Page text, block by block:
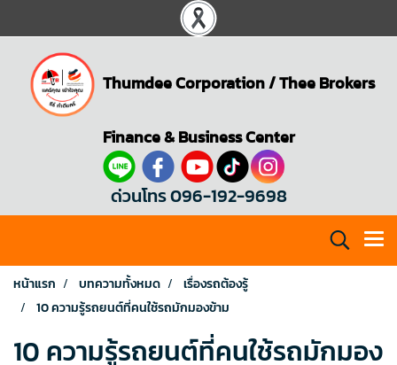
Thumdee Corporation/Thee Brokers
Finance & Business Center
ด่วนโทร 096-192-9698
หน้าแรก บทความทั้งหมด
เรื่องรถต้องรู้
10 ความรู้รถยนต์ที่คนใช้รถมักมองข้าม
10 ความรู้รถยนต์ที่คนใช้รถมักมอง